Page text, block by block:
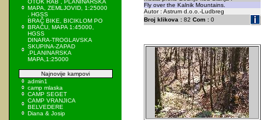
OTOK RAB , PLANINARSKA
MAPA, ZEMLJOVID, 1:25000
, HGSS
BRAČ BIKE, BICIKLOM PO
BRAČU, MAPA 1:45000,
HGSS
DINARA-TROGLAVSKA
SKUPINA-ZAPAD
,PLANINARSKA
MAPA,1:25000
Najnovije kampovi
admin1
camp mlaska
CAMP SEGET
CAMP VRANJICA
BELVEDERE
Diana & Josip
Fly over the Kalnik Mountains.
Autor : Astrum d.o.o.-Ludbreg
Broj klikova :82 Com :0